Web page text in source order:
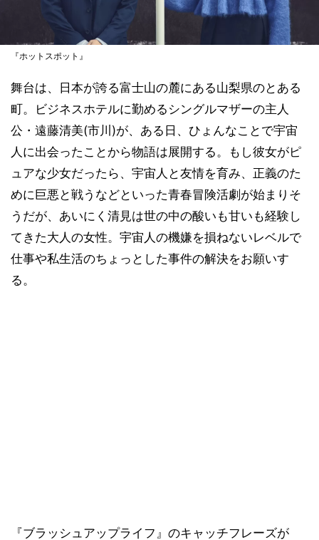
『ホットスポット』
舞台は、日本が誇る富士山の麓にある山梨県のとある
町。ビジネスホテルに勤めるシングルマザーの主人
公・遠藤清美(市川)が、ある日、ひょんなことで宇宙
人に出会ったことから物語は展開する。もし彼女がピ
ュアな少女だったら、宇宙人と友情を育み、正義のた
めに巨悪と戦うなどといった青春冒険活劇が始まりそ
うだが、あいにく清見は世の中の酸いも甘いも経験し
てきた大人の女性。宇宙人の機嫌を損ねないレベルで
仕事や私生活のちょっとした事件の解決をお願いす
る。
『ブラッシュアップライフ』のキャッチフレーズが